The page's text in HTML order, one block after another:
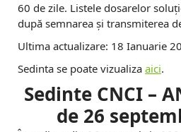
60 de zile. Listele dosarelor
după semnarea și transmiterea
Ultima actualizare: 18 Ianuarie
Sedinta se poate vizualiza aici.
Sedinte CNCI –
de 26